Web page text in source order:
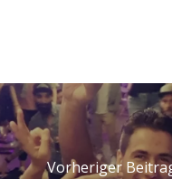
Vorheriger